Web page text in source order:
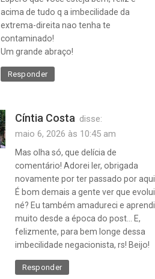
acima de tudo q a imbecilidade da
extrema-direita nao tenha te
contaminado!
Um grande abraço!
Responder
Cíntia Costa disse:
maio 6, 2026 às 10:45 am
Mas olha só, que delícia de
comentário! Adorei ler, obrigada
novamente por ter passado por
É bom demais a gente ver que
né? Eu também amadureci e aprendi
muito desde a época do post… E,
felizmente, para bem longe dessa
imbecilidade negacionista, rs! Beijo!
Responder